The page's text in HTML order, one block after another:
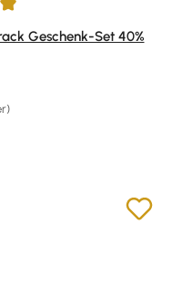
von 5 Sternen
Geschenk-Set 40%